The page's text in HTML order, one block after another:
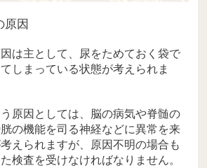
原因
は主として、尿をためておく袋で
しまっている状態が考えられま
原因としては、脳の病気や脊髄の
の機能を司る神経などに異常を来
えられますが、原因不明の場合も
検査を受けなければなりません。